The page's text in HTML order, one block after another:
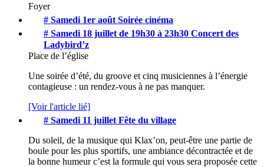
Foyer
# Samedi 1er août Soirée cinéma
# Samedi 18 juillet de 19h30 à 23h30 Concert des
Ladybird’z
Place de l’église
Une soirée d’été, du groove et cinq musiciennes à l’énergie
contagieuse : un rendez-vous à ne pas manquer.
[Voir l'article lié]
# Samedi 11 juillet Fête du village
Du soleil, de la musique qui Klax’on, peut-être une partie de
boule pour les plus sportifs, une ambiance décontractée et de
la bonne humeur c’est la formule qui vous sera proposée cette